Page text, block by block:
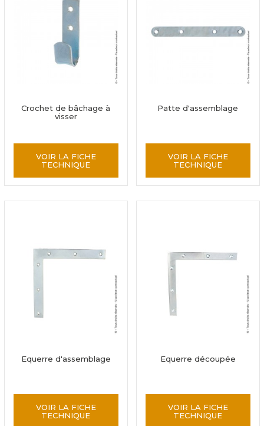
Crochet de bâchage à
visser
VOIR LA FICHE
TECHNIQUE
Patte d'assemblage
VOIR LA FICHE
TECHNIQUE
Equerre d'assemblage
VOIR LA FICHE
TECHNIQUE
Equerre découpée
VOIR LA FICHE
TECHNIQUE